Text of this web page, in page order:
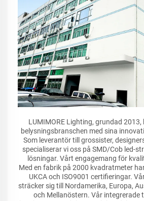
LUMIMORE Lighting, grundad
belysningsbranschen med sina
Som leverantör till grossister,
specialiserar vi oss på SMD/Cob led-
lösningar. Vårt engagemang för
Med en fabrik på 2000 kvadratmeter har
UKCA och ISO9001 certifieringar.
sträcker sig till Nordamerika, Europa,
och Mellanöstern. Vår integrerade